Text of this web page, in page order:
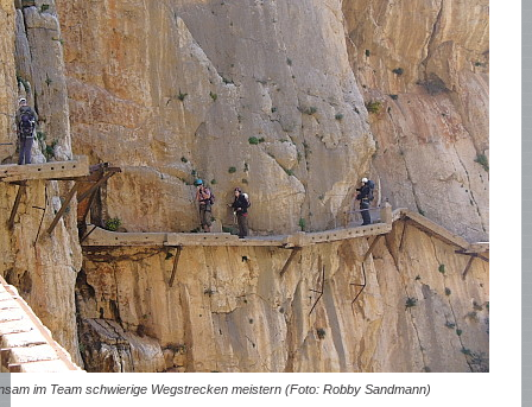
im Team schwierige Wegstrecken meistern (Foto: Robby Sandmann)